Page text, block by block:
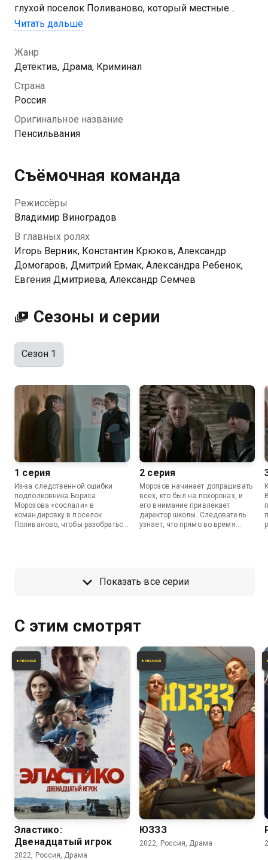
глухой поселок Поливаново, который местные
жители прозвали «штатом Пенсильвания». Во время
мальчика находят убитой. Воспользовавшись
связями в правоохранительных органах, Эдуард
вызывает из Москвы оперативников. Дело
оказывается настолько запутанным, что под
таинственной и злополучной Пенсильвании…
качестве на Казахтелеком
Читать дальше
Жанр
Детектив, Драма, Криминал
Страна
Россия
Оригинальное название
Пенсильвания
Съёмочная команда
Режиссёры
Владимир Виноградов
В главных ролях
Игорь Верник, Константин Крюков, Александр
Домогаров, Дмитрий Ермак, Александра Ребенок,
Евгения Дмитриева, Александр Семчев
Сезоны и серии
Сезон 1
1 серия
Из-за следственной ошибки
подполковника Бориса
Морозова «сослали» в
командировку в поселок
Поливаново, чтобы разобраться
поминок, а его няню нашли
2 серия
Морозов начинает допрашивать
всех, кто был на похоронах, и
его внимание привлекает
директор школы. Следователь
узнает, что прямо во время
Показать все серии
С этим смотрят
Эластико:
Двенадцатый игрок
2022, Россия, Драма
7.8
ЮЗЗЗ
2022, Россия, Драма